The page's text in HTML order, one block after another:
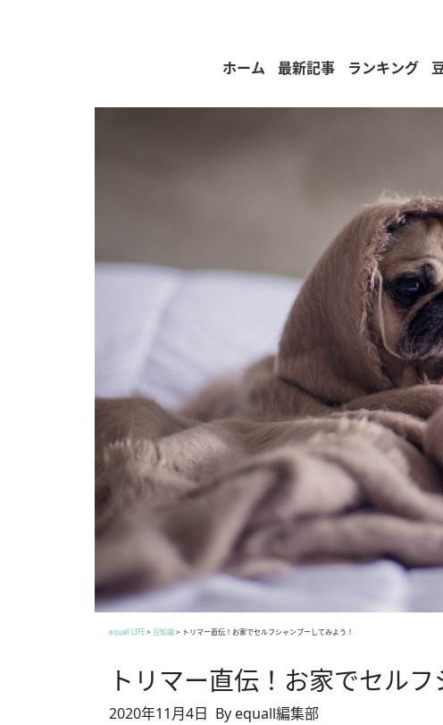
ホーム 最新記事 ランキング
equall LIFE> 豆知識> トリマー直伝！お家でセルフシャンプーしてみよう！
トリマー直伝！お家でセル
2020年11月4日 By equall編集部